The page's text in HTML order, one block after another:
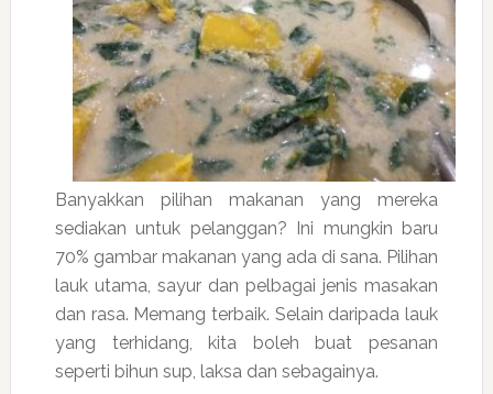
Banyakkan pilihan makanan yang mereka
sediakan untuk pelanggan? Ini mungkin baru
70% gambar makanan yang ada di sana. Pilihan
lauk utama, sayur dan pelbagai jenis masakan
dan rasa. Memang terbaik. Selain daripada lauk
yang terhidang, kita boleh buat pesanan
seperti bihun sup, laksa dan sebagainya.